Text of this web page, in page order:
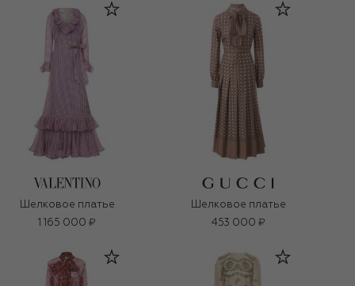
Шелковое платье
1 165 000 ₽
Шелковое платье
453 000 ₽